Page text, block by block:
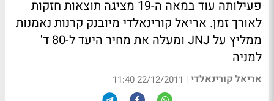
פעילותה עוד במאה ה-19 מציגה תוצאות חזקות
לאורך זמן. אריאל קורינאלדי מיובנק קרנות נאמנות
ממליץ על JNJ ומעלה את מחיר היעד ל-80 ד'
למניה
אריאל קורינאלדי |
22/12/2011 11:40